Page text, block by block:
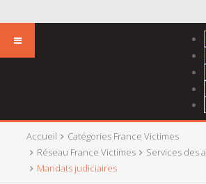
Accueil
Catégories France Victimes
Réseau France Victimes
Services des
Mandats judiciaires